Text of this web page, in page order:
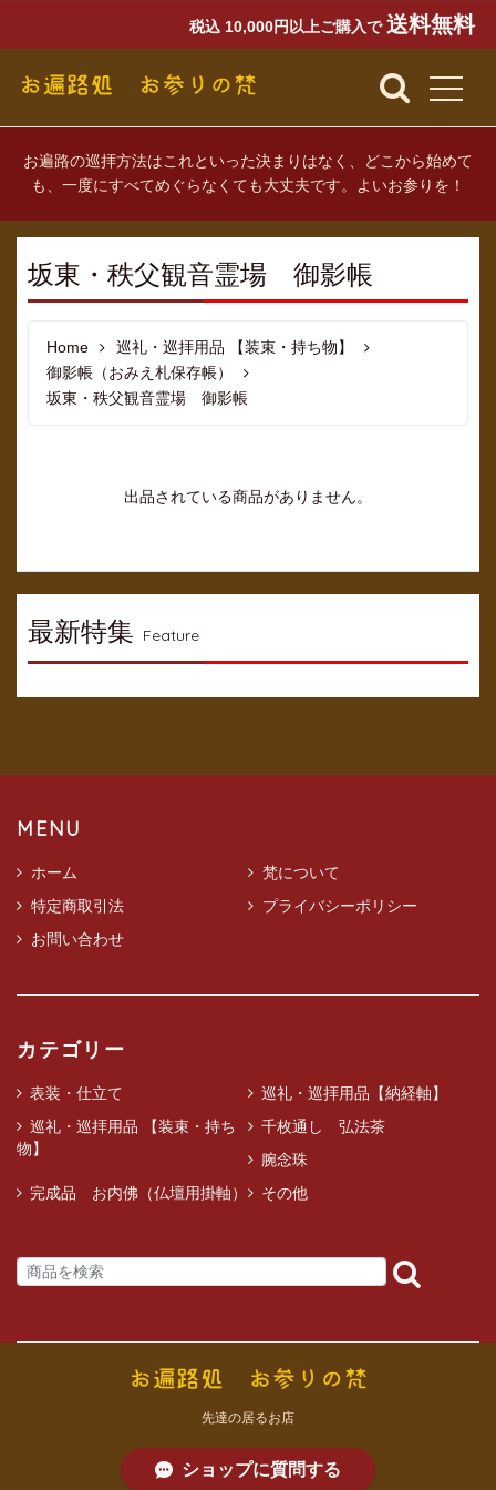
税込 10,000円以上ご購入で 送料無料
お遍路の巡拝方法はこれといった決まりはなく、どこから始めて
も、一度にすべてめぐらなくても大丈夫です。よいお参りを！
坂東・秩父観音霊場 御影帳
Home
巡礼・巡拝用品 【装束・持ち物】
御影帳（おみえ札保存帳）
坂東・秩父観音霊場 御影帳
出品されている商品がありません。
最新特集 Feature
MENU
ホーム
梵について
特定商取引法
プライバシーポリシー
お問い合わせ
カテゴリー
表装・仕立て
巡礼・巡拝用品【納経軸】
巡礼・巡拝用品 【装束・持ち
物】
千枚通し 弘法茶
腕念珠
完成品 お内佛（仏壇用掛軸）
その他
先達の居るお店
ショップに質問する